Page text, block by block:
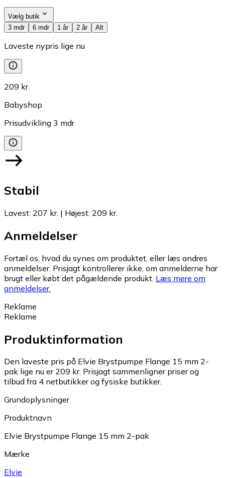
Vælg butik
3 mdr
6 mdr 1 år 2 år Alt
Laveste nypris lige nu
209 kr.
Babyshop
Prisudvikling 3 mdr
Stabil
Lavest: 207 kr. | Højest: 209 kr.
Anmeldelser
Fortæl os, hvad du synes om produktet, eller læs andres
anmeldelser. Prisjagt kontrollerer ikke, om anmelderne har
brugt eller købt det pågældende produkt. Læs mere om
anmeldelser.
Reklame
Reklame
Produktinformation
Den laveste pris på Elvie Brystpumpe Flange 15 mm 2-
pak lige nu er 209 kr. Prisjagt sammenligner priser og
tilbud fra 4 netbutikker og fysiske butikker.
Grundoplysninger
Produktnavn
Elvie Brystpumpe Flange 15 mm 2-pak
Mærke
Elvie